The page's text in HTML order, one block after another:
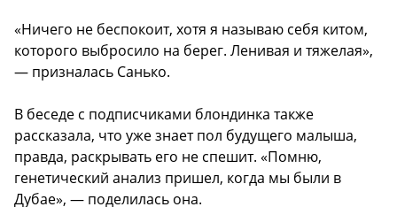
«Ничего не беспокоит, хотя я называю себя китом,
которого выбросило на берег. Ленивая и тяжелая»,
— призналась Санько.
В беседе с подписчиками блондинка также
рассказала, что уже знает пол будущего малыша,
правда, раскрывать его не спешит. «Помню,
генетический анализ пришел, когда мы были в
Дубае», — поделилась она.